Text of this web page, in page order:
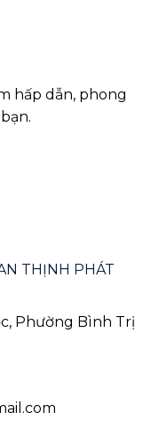
hấp dẫn, phong
Phường Bình Trị
THỊNH PHÁT